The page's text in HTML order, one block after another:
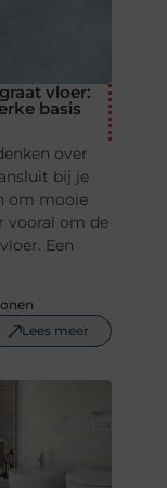
vloer:
basis
over
bij je
om mooie
vooral om de
Een
Lees meer